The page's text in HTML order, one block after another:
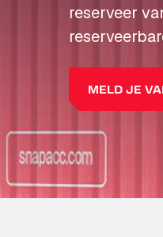
reserveer
MELD JE